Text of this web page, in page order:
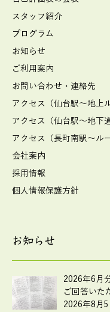
スタッフ紹介
プログラム
お知らせ
ご利用案内
お問い合わせ・連絡先
アクセス（仙台駅～地上
アクセス（仙台駅～地下
アクセス（長町南駅～ル
会社案内
採用情報
個人情報保護方針
お知らせ
2026年6月
ご回答いた
2026年8月5